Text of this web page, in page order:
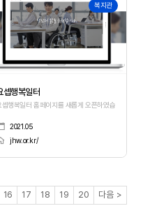
니다.
복지관
셉행복일터
셉행복일터 홈페이지를 새롭게 오픈하였습니다.
2021.05
jhw.or.kr/
지
16페이지
17페이지
18페이지
19페이지
20페이지
다음 페이지
>